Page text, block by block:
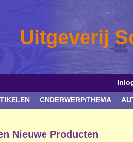
Uitgeverij
ONDERWERP/THEMA
Nieuwe Producten